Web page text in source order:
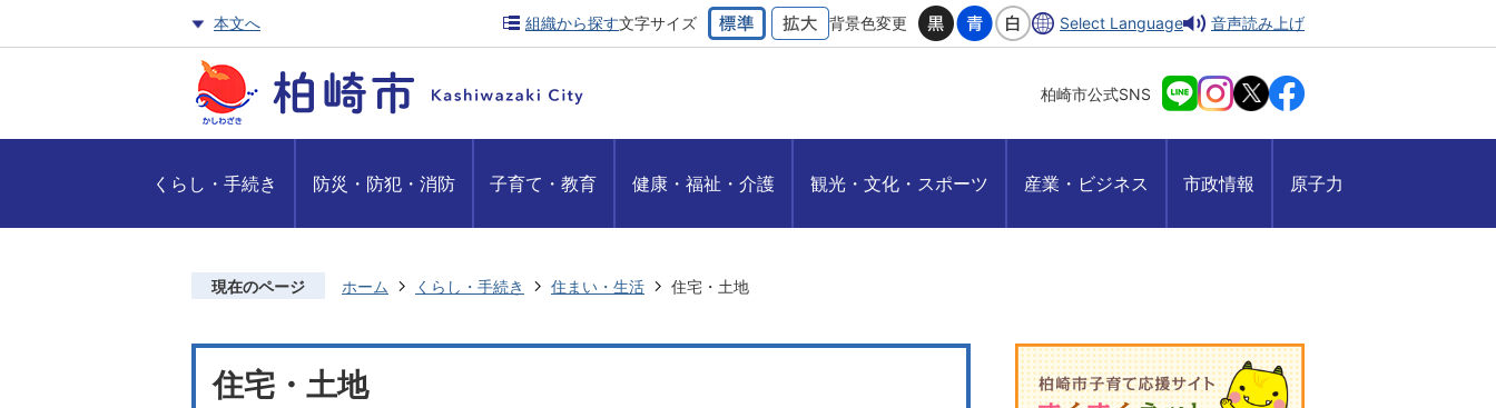
本文へ 組織から探す文字サイズ 背景色変更 Select Language 音声読み上げ
柏崎市公式SNS
くらし・手続き 防災・防犯・消防 子育て・教育 健康・福祉・介護 観光・文化・スポーツ 産業・ビジネス 市政情報 原子力
現在のページ ホーム くらし・手続き 住まい・生活 住宅・土地
住宅・土地